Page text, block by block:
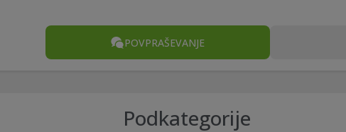
POVPRAŠEVANJE
Podkategorije